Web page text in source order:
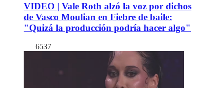
VIDEO | Vale Roth alzó la voz por dichos
de Vasco Moulian en Fiebre de baile:
"Quizá la producción podría hacer algo"
6537